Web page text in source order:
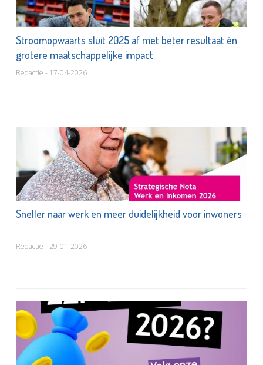
Stroomopwaarts sluit 2025 af met beter resultaat én
grotere maatschappelijke impact
Redactie - 17-04-2026
Sneller naar werk en meer duidelijkheid voor inwoners
Redactie - 29-01-2026